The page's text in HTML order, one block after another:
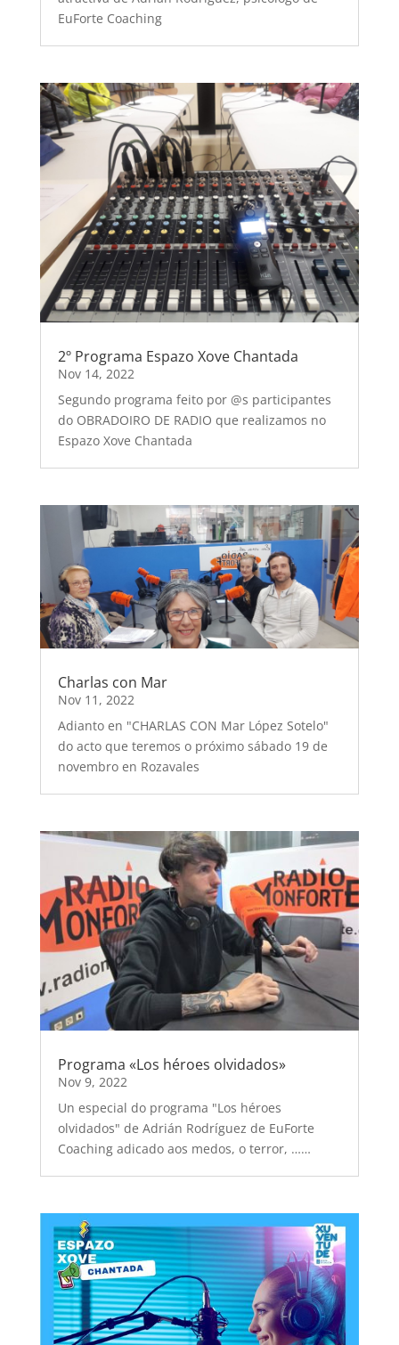
EuForte Coaching
2º Programa Espazo Xove Chantada
Nov 14, 2022
Segundo programa feito por @s participantes
do OBRADOIRO DE RADIO que realizamos no
Espazo Xove Chantada
Charlas con Mar
Nov 11, 2022
Adianto en "CHARLAS CON Mar López Sotelo"
do acto que teremos o próximo sábado 19 de
novembro en Rozavales
Programa «Los héroes olvidados»
Nov 9, 2022
Un especial do programa "Los héroes
olvidados" de Adrián Rodríguez de EuForte
Coaching adicado aos medos, o terror, ……